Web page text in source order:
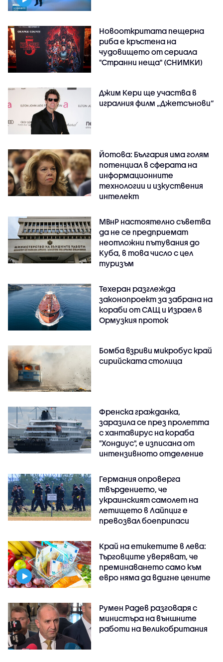
Новооткритата пещерна
риба е кръстена на
чудовището от сериала
"Странни неща" (СНИМКИ)
Джим Кери ще участва в
игралния филм „Джетсънови“
Йотова: България има голям
потенциал в сферата на
информационните
технологии и изкуствения
интелект
МВнР настоятелно съветва
да не се предприемат
неотложни пътувания до
Куба, в това число с цел
туризъм
Техеран разглежда
законопроект за забрана на
кораби от САЩ и Израел в
Ормузкия проток
Бомба взриви микробус край
сирийската столица
Френска гражданка,
заразила се през пролетта
с хантавирус на кораба
"Хондиус", е изписана от
интензивното отделение
Германия опроверга
твърдението, че
украинският самолет на
летището в Лайпциг е
превозвал боеприпаси
Край на етикетите в лева:
Търговците уверяват, че
преминаването само към
евро няма да вдигне цените
Румен Радев разговаря с
министъра на външните
работи на Великобритания